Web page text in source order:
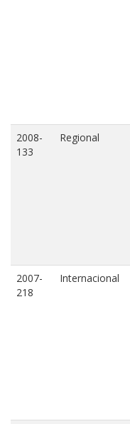
2008-
133
Regional
2007-
218
Internacional